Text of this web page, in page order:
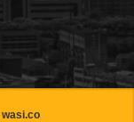
wasi.co